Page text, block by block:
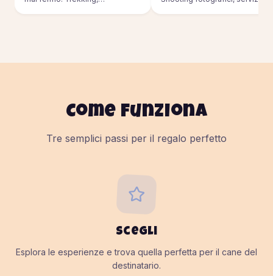
Come funziona
Tre semplici passi per il regalo perfetto
Scegli
Esplora le esperienze e trova quella perfetta per il cane del
destinatario.